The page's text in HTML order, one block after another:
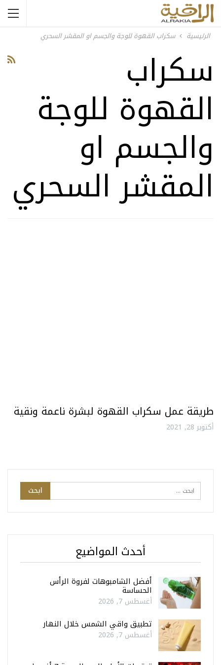
الرئيسية سكراب القهوة للوجة والجسم او المقشر السحري
سكراب
القهوة للوجة
والجسم او
المقشر السحري
طريقة عمل سكراب القهوة لبشرة ناعمة ونقية
أكتوبر 28, 2021
أحدث المواضيع
أفضل الشامبوهات لفروة الرأس
الحساسة
أغسطس 7, 2026
تطبيق واقي الشمس خلال النهار
أغسطس 7, 2026